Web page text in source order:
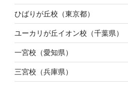
ひばりが丘校（東京都）
ユーカリが丘イオン校（千葉県）
一宮校（愛知県）
三宮校（兵庫県）